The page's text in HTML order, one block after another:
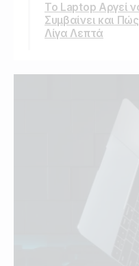
Το Laptop Αργεί
Συμβαίνει και
Λίγα Λεπτά